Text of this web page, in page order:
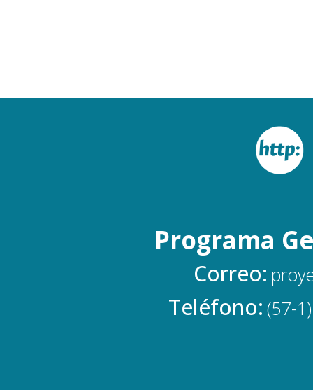
Programa
Correo:
Teléfono: (57-